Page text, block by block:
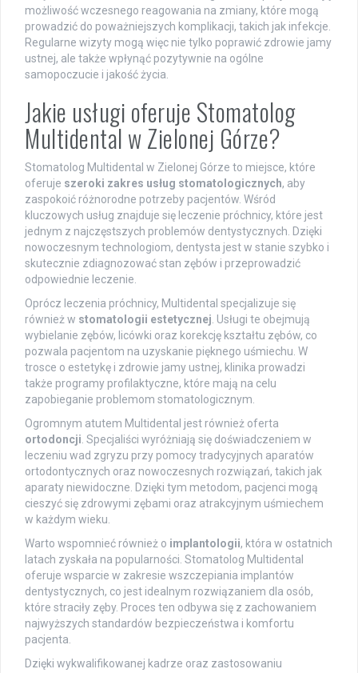
możliwość wczesnego reagowania na zmiany, które mogą
prowadzić do poważniejszych komplikacji, takich jak infekcje.
Regularne wizyty mogą więc nie tylko poprawić zdrowie jamy
ustnej, ale także wpłynąć pozytywnie na ogólne
samopoczucie i jakość życia.
Jakie usługi oferuje Stomatolog
Multidental w Zielonej Górze?
Stomatolog Multidental w Zielonej Górze to miejsce, które
oferuje szeroki zakres usług stomatologicznych, aby
zaspokoić różnorodne potrzeby pacjentów. Wśród
kluczowych usług znajduje się leczenie próchnicy, które jest
jednym z najczęstszych problemów dentystycznych. Dzięki
nowoczesnym technologiom, dentysta jest w stanie szybko i
skutecznie zdiagnozować stan zębów i przeprowadzić
odpowiednie leczenie.
Oprócz leczenia próchnicy, Multidental specjalizuje się
również w stomatologii estetycznej . Usługi te obejmują
wybielanie zębów, licówki oraz korekcję kształtu zębów, co
pozwala pacjentom na uzyskanie pięknego uśmiechu. W
trosce o estetykę i zdrowie jamy ustnej, klinika prowadzi
także programy profilaktyczne, które mają na celu
zapobieganie problemom stomatologicznym.
Ogromnym atutem Multidental jest również oferta
ortodoncji . Specjaliści wyróżniają się doświadczeniem w
leczeniu wad zgryzu przy pomocy tradycyjnych aparatów
ortodontycznych oraz nowoczesnych rozwiązań, takich jak
aparaty niewidoczne. Dzięki tym metodom, pacjenci mogą
cieszyć się zdrowymi zębami oraz atrakcyjnym uśmiechem
w każdym wieku.
Warto wspomnieć również o implantologii, która w ostatnich
latach zyskała na popularności. Stomatolog Multidental
oferuje wsparcie w zakresie wszczepiania implantów
dentystycznych, co jest idealnym rozwiązaniem dla osób,
które straciły zęby. Proces ten odbywa się z zachowaniem
najwyższych standardów bezpieczeństwa i komfortu
pacjenta.
Dzięki wykwalifikowanej kadrze oraz zastosowaniu